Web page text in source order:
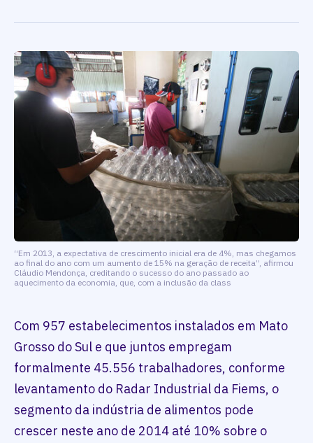
“Em 2013, a expectativa de crescimento inicial era de 4%, mas chegamos
ao final do ano com um aumento de 15% na geração de receita”, afirmou
Cláudio Mendonça, creditando o sucesso do ano passado ao
aquecimento da economia, que, com a inclusão da class
Com 957 estabelecimentos instalados em Mato
Grosso do Sul e que juntos empregam
formalmente 45.556 trabalhadores, conforme
levantamento do Radar Industrial da Fiems, o
segmento da indústria de alimentos pode
crescer neste ano de 2014 até 10% sobre o